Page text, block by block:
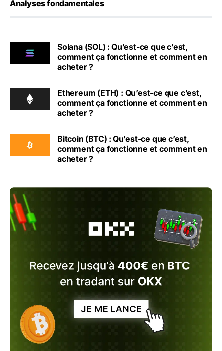
Analyses fondamentales
Solana (SOL) : Qu’est-ce que c’est,
comment ça fonctionne et comment en
acheter ?
Ethereum (ETH) : Qu’est-ce que c’est,
comment ça fonctionne et comment en
acheter ?
Bitcoin (BTC) : Qu’est-ce que c’est,
comment ça fonctionne et comment en
acheter ?